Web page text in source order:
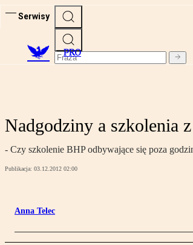
Serwisy
PRO
Nadgodziny a szkolenia
- Czy szkolenie BHP odbywające się poza
Publikacja: 03.12.2012 02:00
Anna Telec